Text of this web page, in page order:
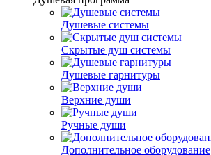
Душевые системы
Скрытые душ системы
Душевые гарнитуры
Верхние души
Ручные души
Дополнительное оборудование